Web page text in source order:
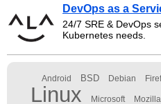
DevOps as a
24/7 SRE & DevOps
Kubernetes needs.
Android BSD Debian
Linux Microsoft Mozilla